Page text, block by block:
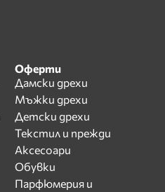
Оферти
Дамски дрехи
Мъжки дрехи
Детски дрехи
Текстил и прежди
Аксесоари
Обувки
Парфюмерия и